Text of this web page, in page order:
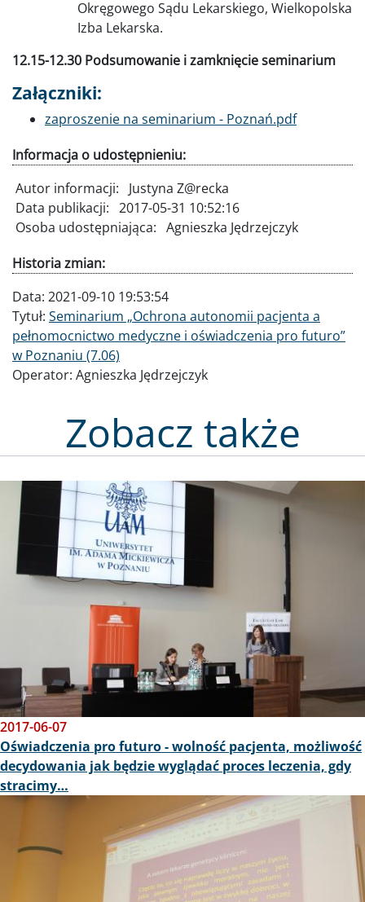
Okręgowego Sądu Lekarskiego, Wielkopolska
Izba Lekarska.
12.15-12.30 Podsumowanie i zamknięcie seminarium
Załączniki:
Dokument
zaproszenie na seminarium - Poznań.pdf
Informacja o udostępnieniu:
Autor informacji:
Justyna Z@recka
Data publikacji: 2017-05-31 10:52:16
Osoba udostępniająca: Agnieszka Jędrzejczyk
Historia zmian:
Data: 2021-09-10 19:53:54
Tytuł: Seminarium „Ochrona autonomii pacjenta a
pełnomocnictwo medyczne i oświadczenia pro futuro”
w Poznaniu (7.06)
Operator: Agnieszka Jędrzejczyk
Zobacz także
Obraz
2017-06-07
Oświadczenia pro futuro - wolność pacjenta, możliwość
decydowania jak będzie wyglądać proces leczenia, gdy
stracimy…
Obraz